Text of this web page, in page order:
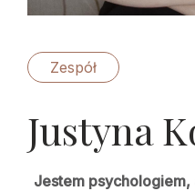
Zespół
Justyna
Jestem